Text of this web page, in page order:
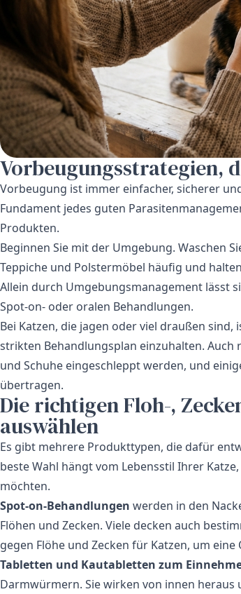
Vorbeugungsstrategien,
Vorbeugung ist immer einfacher, sicherer
Fundament jedes guten
Produkten.
Beginnen Sie mit der Umgebung. Waschen
Teppiche und Polstermöbel häufig und
Allein durch Umgebungsmanagement lässt
Spot-on- oder oralen Behandlungen.
Bei Katzen, die jagen oder viel draußen
strikten Behandlungsplan einzuhalten.
und Schuhe eingeschleppt werden, und
übertragen.
Die richtigen Floh-,
auswählen
Es gibt mehrere Produkttypen, die dafür
beste Wahl hängt vom Lebensstil Ihrer
möchten.
Spot-on-Behandlungen werden in den
Flöhen und Zecken. Viele decken auch
gegen Flöhe und Zecken für Katzen, um eine
Tabletten und Kautabletten zum
Darmwürmern. Sie wirken von innen